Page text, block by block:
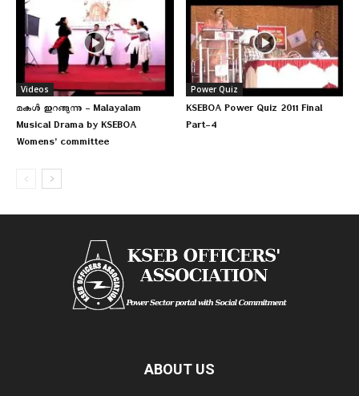
Videos
മകള്‍ ഇറങ്ങുന്നു – Malayalam
Musical Drama by KSEBOA
Womens’ committee
Power Quiz
KSEBOA Power Quiz 2011 Final
Part-4
ABOUT US